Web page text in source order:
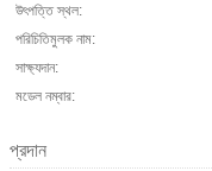
উৎপত্তি স্থল:
পরিচিতিমুলক নাম:
সাক্ষ্যদান:
মডেল নম্বার:
প্রদান